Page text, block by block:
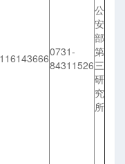
0731-
84311526
公
安
部
第
三
研
究
所